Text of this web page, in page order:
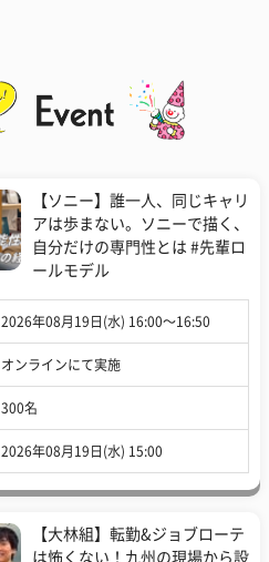
【ソニー】誰一人、同じキャリ
アは歩まない。ソニーで描く、
自分だけの専門性とは #先輩ロ
ールモデル
2026年08月19日(水) 16:00〜16:50
オンラインにて実施
300名
2026年08月19日(水) 15:00
【大林組】転勤&ジョブローテ
は怖くない！九州の現場から設